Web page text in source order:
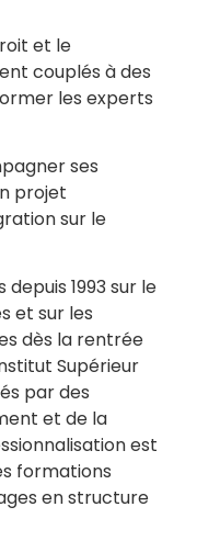
et le
couplés à des
les experts
ses
projet
sur le
1993 sur le
et sur les
dès la rentrée
Supérieur
par des
et de la
est
formations
en structure